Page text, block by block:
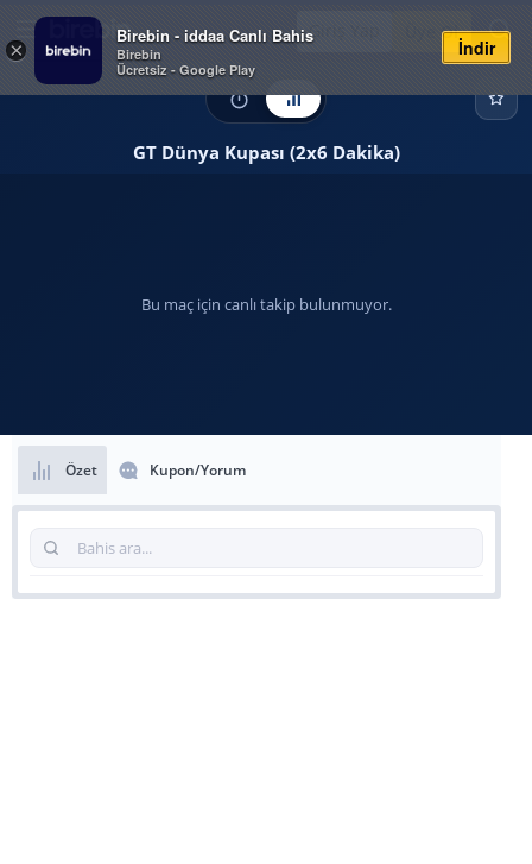
×
Birebin - iddaa Canlı Bahis
Birebin
Ücretsiz - Google Play
İndir
Giriş Yap Üye Ol
GT Dünya Kupası (2x6 Dakika)
Bu maç için canlı takip bulunmuyor.
Özet Kupon/Yorum